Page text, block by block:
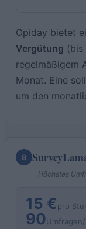
Opiday bietet
Vergütung
regelmäßigem
Monat. Eine
um den
8
Höchstes
15 €pro
90